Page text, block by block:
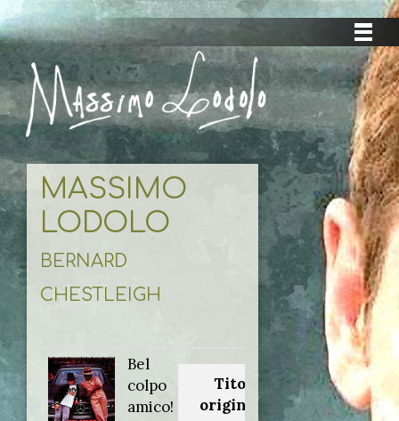
MASSIMO
LODOLO
BERNARD
CHESTLEIGH
Bel
colpo
amico!
Titolo
originale: